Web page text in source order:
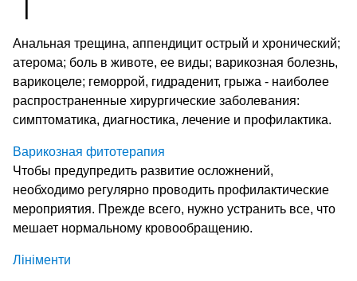
Анальная трещина, аппендицит острый и хронический;
атерома; боль в животе, ее виды; варикозная болезнь,
варикоцеле; геморрой, гидраденит, грыжа - наиболее
распространенные хирургические заболевания:
симптоматика, диагностика, лечение и профилактика.
Варикозная фитотерапия
Чтобы предупредить развитие осложнений,
необходимо регулярно проводить профилактические
мероприятия. Прежде всего, нужно устранить все, что
мешает нормальному кровообращению.
Лініменти